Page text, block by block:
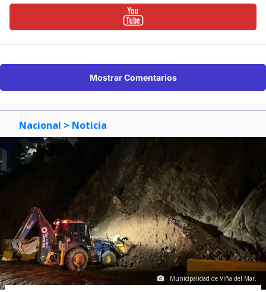
Mostrar Comentarios
Nacional > Noticia
Municipalidad de Viña del Mar.